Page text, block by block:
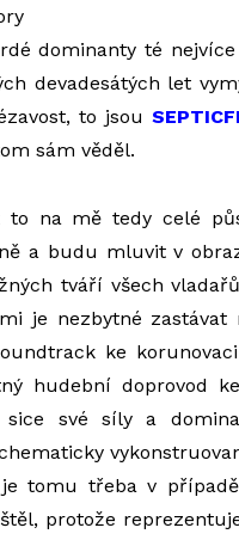
dominanty té
devadesátých let
to jsou
sám věděl.
to na mě tedy celé
a budu mluvit v
tváří všech
je nezbytné zastávat
ke
hudební doprovod
své síly a
tomu třeba v případě
protože